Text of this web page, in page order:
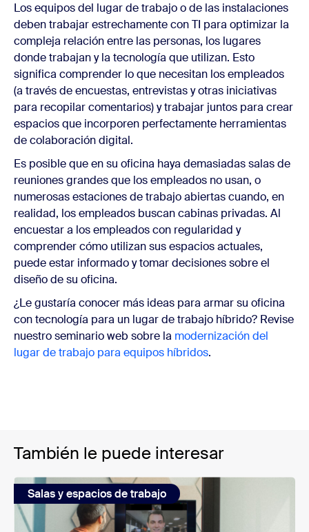
Los equipos del lugar de trabajo o de las instalaciones
deben trabajar estrechamente con TI para optimizar la
compleja relación entre las personas, los lugares
donde trabajan y la tecnología que utilizan. Esto
significa comprender lo que necesitan los empleados
(a través de encuestas, entrevistas y otras iniciativas
para recopilar comentarios) y trabajar juntos para crear
espacios que incorporen perfectamente herramientas
de colaboración digital.
Es posible que en su oficina haya demasiadas salas de
reuniones grandes que los empleados no usan, o
numerosas estaciones de trabajo abiertas cuando, en
realidad, los empleados buscan cabinas privadas. Al
encuestar a los empleados con regularidad y
comprender cómo utilizan sus espacios actuales,
puede estar informado y tomar decisiones sobre el
diseño de su oficina.
¿Le gustaría conocer más ideas para armar su oficina
con tecnología para un lugar de trabajo híbrido? Revise
nuestro seminario web sobre la modernización del
lugar de trabajo para equipos híbridos.
También le puede interesar
Salas y espacios de trabajo